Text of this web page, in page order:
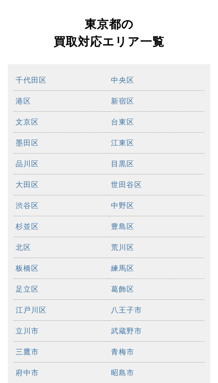
東京都の
買取対応エリア一覧
千代田区 中央区
港区 新宿区
文京区 台東区
墨田区 江東区
品川区 目黒区
大田区 世田谷区
渋谷区 中野区
杉並区 豊島区
北区 荒川区
板橋区 練馬区
足立区 葛飾区
江戸川区 八王子市
立川市 武蔵野市
三鷹市 青梅市
府中市 昭島市